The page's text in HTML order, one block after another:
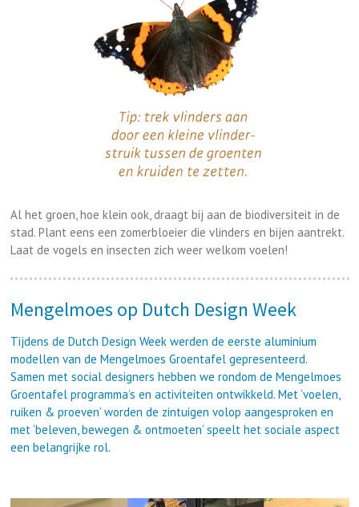
Al het groen, hoe klein ook, draagt bij aan de biodiversiteit in de
stad. Plant eens een zomerbloeier die vlinders en bijen aantrekt.
Laat de vogels en insecten zich weer welkom voelen!
Mengelmoes op Dutch Design Week
Tijdens de Dutch Design Week werden de eerste aluminium
modellen van de Mengelmoes Groentafel gepresenteerd.
Samen met social designers hebben we rondom de Mengelmoes
Groentafel programma’s en activiteiten ontwikkeld. Met ‘voelen,
ruiken & proeven’ worden de zintuigen volop aangesproken en
met ‘beleven, bewegen & ontmoeten’ speelt het sociale aspect
een belangrijke rol.